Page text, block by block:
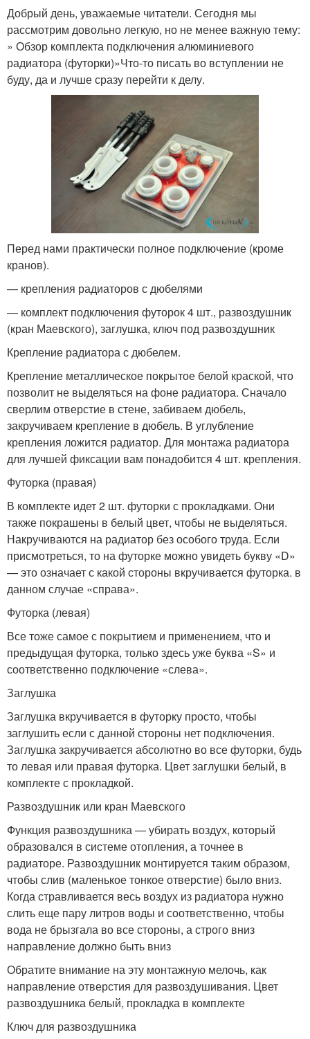
Добрый день, уважаемые читатели. Сегодня мы
рассмотрим довольно легкую, но не менее важную тему:
» Обзор комплекта подключения алюминиевого
радиатора (футорки)»Что-то писать во вступлении не
буду, да и лучше сразу перейти к делу.
Перед нами практически полное подключение (кроме
кранов).
— крепления радиаторов с дюбелями
— комплект подключения футорок 4 шт., развоздушник
(кран Маевского), заглушка, ключ под развоздушник
Крепление радиатора с дюбелем.
Крепление металлическое покрытое белой краской, что
позволит не выделяться на фоне радиатора. Сначало
сверлим отверстие в стене, забиваем дюбель,
закручиваем крепление в дюбель. В углубление
крепления ложится радиатор. Для монтажа радиатора
для лучшей фиксации вам понадобится 4 шт. крепления.
Футорка (правая)
В комплекте идет 2 шт. футорки с прокладками. Они
также покрашены в белый цвет, чтобы не выделяться.
Накручиваются на радиатор без особого труда. Если
присмотреться, то на футорке можно увидеть букву «D»
— это означает с какой стороны вкручивается футорка. в
данном случае «справа».
Футорка (левая)
Все тоже самое с покрытием и применением, что и
предыдущая футорка, только здесь уже буква «S» и
соответственно подключение «слева».
Заглушка
Заглушка вкручивается в футорку просто, чтобы
заглушить если с данной стороны нет подключения.
Заглушка закручивается абсолютно во все футорки, будь
то левая или правая футорка. Цвет заглушки белый, в
комплекте с прокладкой.
Развоздушник или кран Маевского
Функция развоздушника — убирать воздух, который
образовался в системе отопления, а точнее в
радиаторе. Развоздушник монтируется таким образом,
чтобы слив (маленькое тонкое отверстие) было вниз.
Когда стравливается весь воздух из радиатора нужно
слить еще пару литров воды и соответственно, чтобы
вода не брызгала во все стороны, а строго вниз
направление должно быть вниз
Обратите внимание на эту монтажную мелочь, как
направление отверстия для развоздушивания. Цвет
развоздушника белый, прокладка в комплекте
Ключ для развоздушника